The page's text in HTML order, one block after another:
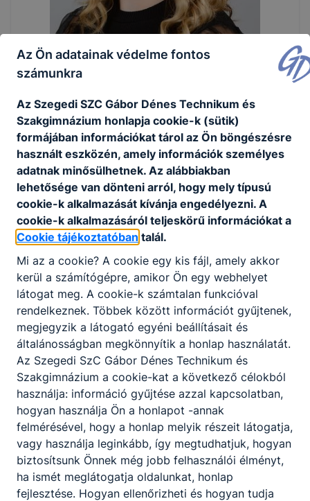
Nagy Gréta
Konkoly Zsuzsanna
Szalma Rádha Lívia
Az Ön adatainak védelme fontos
számunkra
Az Szegedi SZC Gábor Dénes Technikum és
Szakgimnázium honlapja cookie-k (sütik)
formájában információkat tárol az Ön böngészésre
használt eszközén, amely információk személyes
adatnak minősülhetnek. Az alábbiakban
lehetősége van dönteni arról, hogy mely típusú
cookie-k alkalmazását kívánja engedélyezni. A
cookie-k alkalmazásáról teljeskörű információkat a
Cookie tájékoztatóban talál.
Mi az a cookie? A cookie egy kis fájl, amely akkor
kerül a számítógépre, amikor Ön egy webhelyet
látogat meg. A cookie-k számtalan funkcióval
rendelkeznek. Többek között információt gyűjtenek,
megjegyzik a látogató egyéni beállításait és
általánosságban megkönnyítik a honlap használatát.
Az Szegedi SzC Gábor Dénes Technikum és
Szakgimnázium a cookie-kat a következő célokból
használja: információ gyűjtése azzal kapcsolatban,
hogyan használja Ön a honlapot -annak
felmérésével, hogy a honlap melyik részeit látogatja,
vagy használja leginkább, így megtudhatjuk, hogyan
biztosítsunk Önnek még jobb felhasználói élményt,
ha ismét meglátogatja oldalunkat, honlap
fejlesztése. Hogyan ellenőrizheti és hogyan tudja